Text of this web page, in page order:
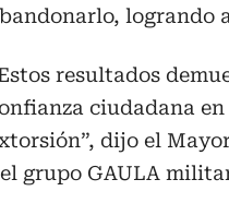
logrando
resultados
ciudadana
dijo el
grupo GAULA